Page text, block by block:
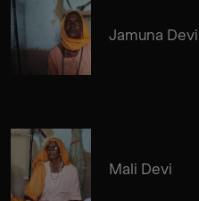
Jamuna Devi
Mali Devi